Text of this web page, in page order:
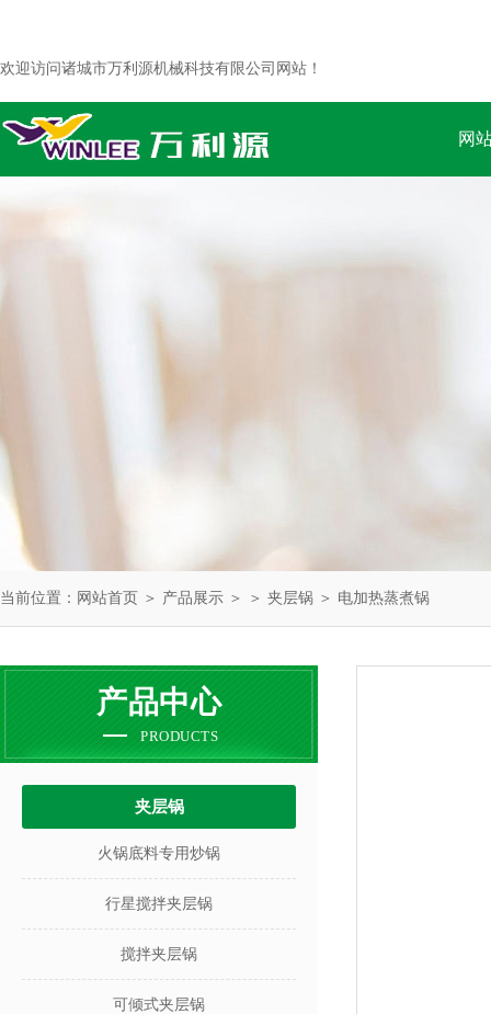
欢迎访问诸城市万利源机械科技有限公司网站！
网
当前位置： 网站首页 ＞ 产品展示 ＞ ＞ 夹层锅 ＞ 电加热蒸煮锅
产品中心
PRODUCTS
夹层锅
火锅底料专用炒锅
行星搅拌夹层锅
搅拌夹层锅
可倾式夹层锅